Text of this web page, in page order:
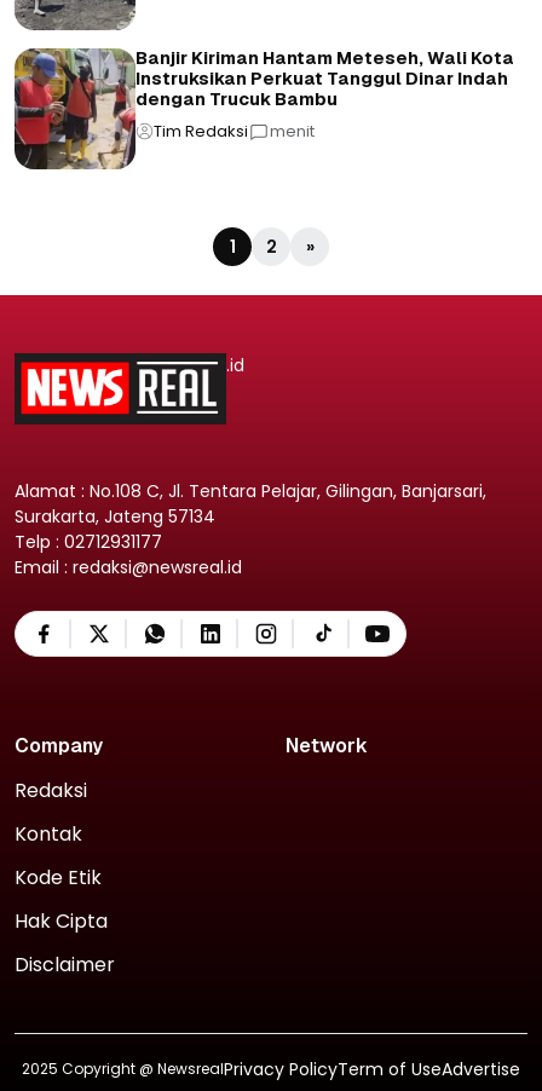
Banjir Kiriman Hantam Meteseh, Wali Kota
Instruksikan Perkuat Tanggul Dinar Indah
dengan Trucuk Bambu
Tim Redaksi menit
1 2 »
.id
Alamat : No.108 C, Jl. Tentara Pelajar, Gilingan, Banjarsari,
Surakarta, Jateng 57134
Telp : 02712931177
Email : redaksi@newsreal.id
Company
Redaksi
Kontak
Kode Etik
Hak Cipta
Disclaimer
Network
2025 Copyright @ NewsrealPrivacy PolicyTerm of UseAdvertise